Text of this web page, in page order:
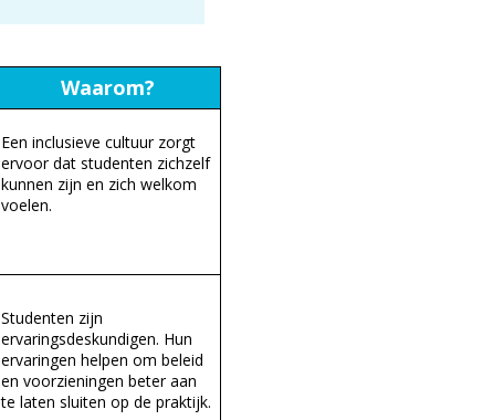
Waarom?
Een inclusieve cultuur zorgt
ervoor dat studenten zichzelf
kunnen zijn en zich welkom
voelen.
Studenten zijn
ervaringsdeskundigen. Hun
ervaringen helpen om beleid
en voorzieningen beter aan
te laten sluiten op de praktijk.